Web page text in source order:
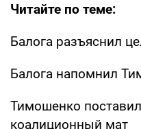
Читайте по теме:
Балога разъяснил
Балога напомнил
Тимошенко
коалиционный мат